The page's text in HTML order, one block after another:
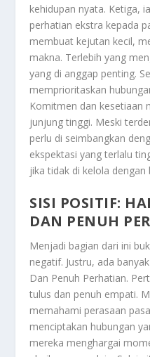
kehidupan nyata. Ketiga,
perhatian ekstra kepada
membuat kejutan kecil,
makna. Terlebih yang
yang di anggap penting.
memprioritaskan
Komitmen dan kesetiaan
junjung tinggi. Meski
perlu di seimbangkan
ekspektasi yang terlalu
jika tidak di kelola dengan
SISI POSITIF:
DAN PENUH
Menjadi bagian dari ini
negatif. Justru, ada banyak
Dan Penuh Perhatian.
tulus dan penuh empati.
memahami perasaan
menciptakan hubungan
mereka menghargai